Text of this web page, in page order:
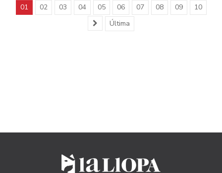
01 02 03 04 05 06 07 08 09
10
Última